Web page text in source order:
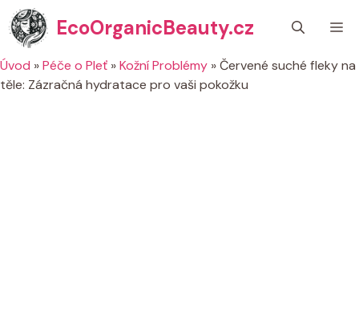
Přeskočit
na
obsah
EcoOrganicBeauty.cz
Úvod »Péče o Pleť »Kožní Problémy »Červené suché fleky na
těle: Zázračná hydratace pro vaši pokožku